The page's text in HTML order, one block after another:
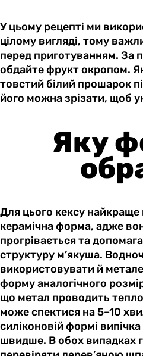
У цьому рецепті ми
цілому вигляді, тому
перед приготуванням. За
обдайте фрукт окропом.
товстий білий прошарок
його можна зрізати, щоб
Яку
Для цього кексу найкраще
керамічна форма, адже
прогрівається та
структуру м’якуша.
використовувати й
форму аналогічного
що метал проводить
може спектися на 5–10
силіконовій формі
швидше. В обох випадках